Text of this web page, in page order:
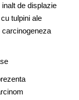
de displazie
tulpini ale